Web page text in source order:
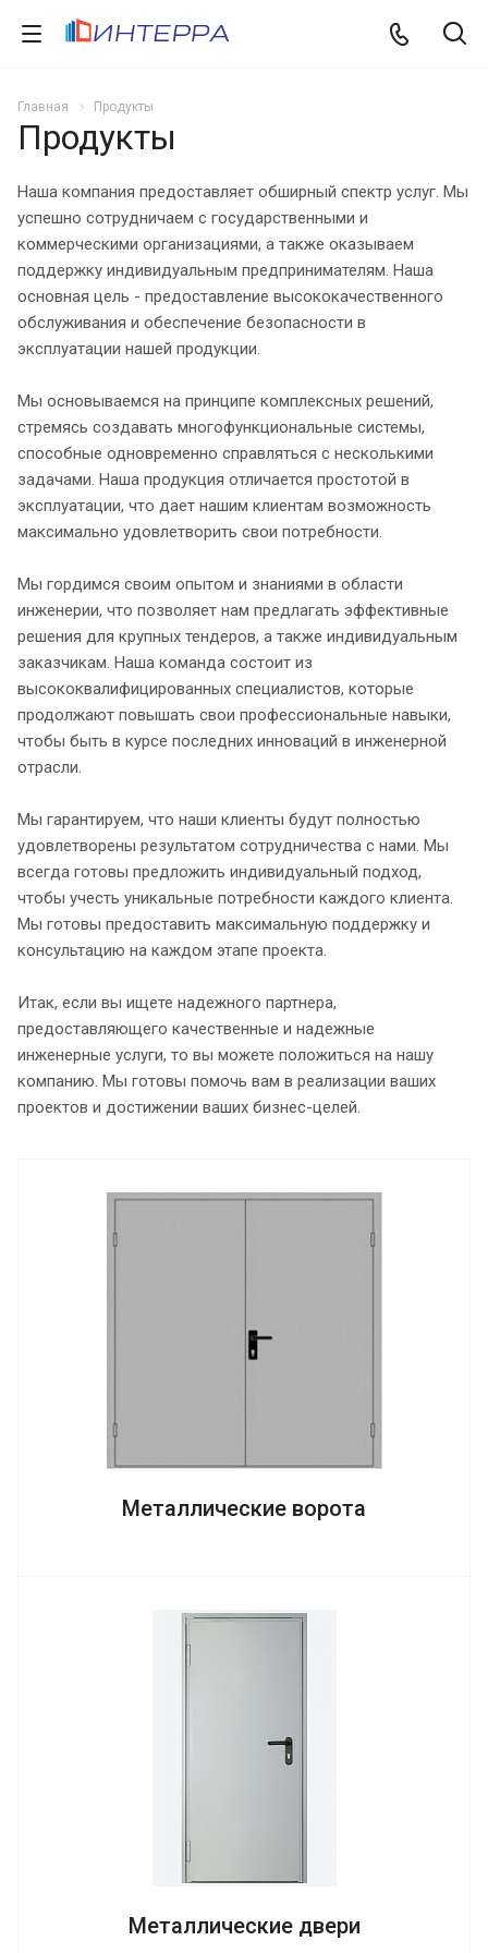
Главная Продукты
Продукты
Наша компания предоставляет обширный спектр услуг. Мы
успешно сотрудничаем с государственными и
коммерческими организациями, а также оказываем
поддержку индивидуальным предпринимателям. Наша
основная цель - предоставление высококачественного
обслуживания и обеспечение безопасности в
эксплуатации нашей продукции.
Мы основываемся на принципе комплексных решений,
стремясь создавать многофункциональные системы,
способные одновременно справляться с несколькими
задачами. Наша продукция отличается простотой в
эксплуатации, что дает нашим клиентам возможность
максимально удовлетворить свои потребности.
Мы гордимся своим опытом и знаниями в области
инженерии, что позволяет нам предлагать эффективные
решения для крупных тендеров, а также индивидуальным
заказчикам. Наша команда состоит из
высококвалифицированных специалистов, которые
продолжают повышать свои профессиональные навыки,
чтобы быть в курсе последних инноваций в инженерной
отрасли.
Мы гарантируем, что наши клиенты будут полностью
удовлетворены результатом сотрудничества с нами. Мы
всегда готовы предложить индивидуальный подход,
чтобы учесть уникальные потребности каждого клиента.
Мы готовы предоставить максимальную поддержку и
консультацию на каждом этапе проекта.
Итак, если вы ищете надежного партнера,
предоставляющего качественные и надежные
инженерные услуги, то вы можете положиться на нашу
компанию. Мы готовы помочь вам в реализации ваших
проектов и достижении ваших бизнес-целей.
Металлические ворота
Металлические двери